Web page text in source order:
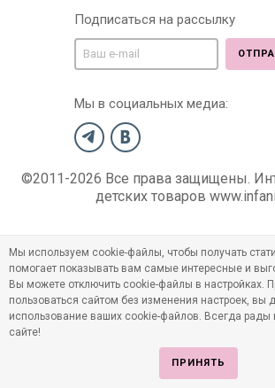
Подписаться на рассылку
Мы в социальных медиа:
©2011-2026 Все права защищены.
детских товаров
Мы используем cookie-файлы, чтобы получать
помогает показывать вам самые интересные и
Вы можете отключить cookie-файлы в настройках.
пользоваться сайтом без изменения настроек, вы
использование ваших cookie-файлов. Всегда рады
сайте!
ПРИНЯТЬ